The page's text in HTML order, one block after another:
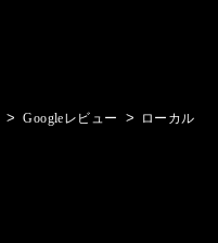
> Googleレビュー >
ローカル